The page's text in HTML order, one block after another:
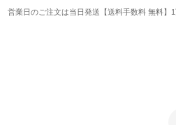
営業日のご注文は当日発送【送料手数料 無料